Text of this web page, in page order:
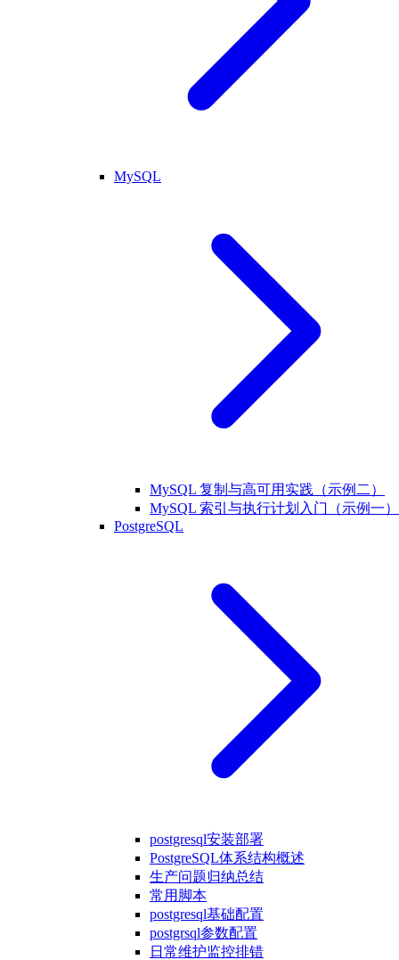
MySQL
MySQL 复制与高可用实践（示例二）
MySQL 索引与执行计划入门（示例一）
PostgreSQL
postgresql安装部署
PostgreSQL体系结构概述
生产问题归纳总结
常用脚本
postgresql基础配置
postgrsql参数配置
日常维护监控排错